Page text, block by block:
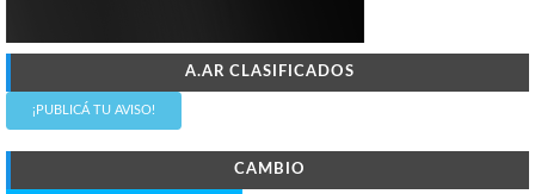
A.AR CLASIFICADOS
¡PUBLICÁ TU AVISO!
CAMBIO